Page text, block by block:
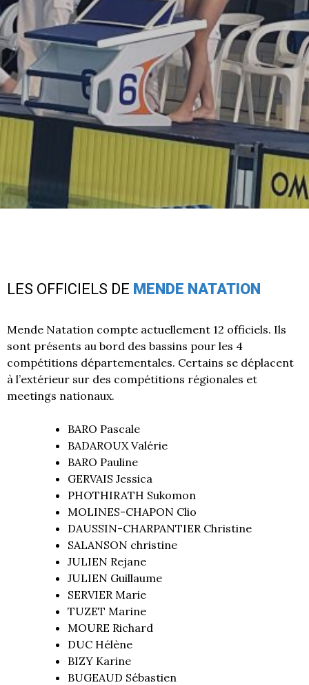
LES OFFICIELS DE MENDE NATATION
Mende Natation compte actuellement 12 officiels. Ils
sont présents au bord des bassins pour les 4
compétitions départementales. Certains se déplacent
à l’extérieur sur des compétitions régionales et
meetings nationaux.
BARO Pascale
BADAROUX Valérie
BARO Pauline
GERVAIS Jessica
PHOTHIRATH Sukomon
MOLINES-CHAPON Clio
DAUSSIN-CHARPANTIER Christine
SALANSON christine
JULIEN Rejane
JULIEN Guillaume
SERVIER Marie
TUZET Marine
MOURE Richard
DUC Hélène
BIZY Karine
BUGEAUD Sébastien